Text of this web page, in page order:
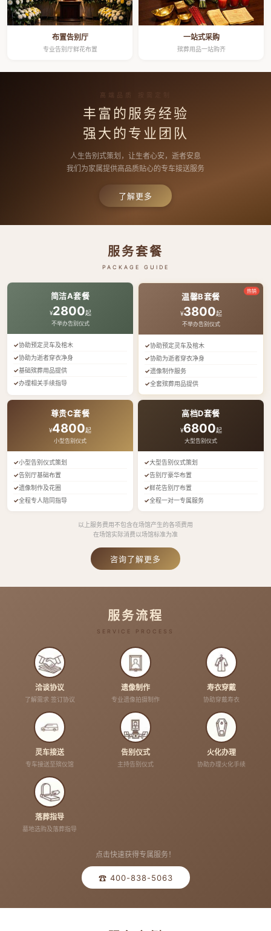
布置告别厅
专业告别厅鲜花布置
一站式采购
殡葬用品一站购齐
高端品质 按需定制
丰富的服务经验
强大的专业团队
人生告别式策划，让生者心安，逝者安息
我们为家属提供高品质贴心的专车接送服务
了解更多
服务套餐
PACKAGE GUIDE
简洁A套餐
¥2800起
不举办告别仪式
协助预定灵车及棺木
协助为逝者穿衣净身
基础殡葬用品提供
办理相关手续指导
热销
温馨B套餐
¥3800起
不举办告别仪式
协助预定灵车及棺木
协助为逝者穿衣净身
遗像制作服务
全套殡葬用品提供
尊贵C套餐
¥4800起
小型告别仪式
小型告别仪式策划
告别厅基础布置
遗像制作及花圈
全程专人陪同指导
高档D套餐
¥6800起
大型告别仪式
大型告别仪式策划
告别厅豪华布置
鲜花告别厅布置
全程一对一专属服务
以上服务费用不包含在场馆产生的各项费用
在场馆实际消费以场馆标准为准
咨询了解更多
服务流程
SERVICE PROCESS
洽谈协议
了解需求 签订协议
遗像制作
专业遗像拍摄制作
寿衣穿戴
协助穿戴寿衣
灵车接送
专车接送至殡仪馆
告别仪式
主持告别仪式
火化办理
协助办理火化手续
落葬指导
墓地选购及落葬指导
点击快速获得专属服务！
☎ 400-838-5063